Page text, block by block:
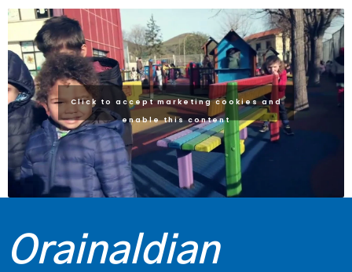
Click to accept marketing cookies and
enable this content
Orainaldian